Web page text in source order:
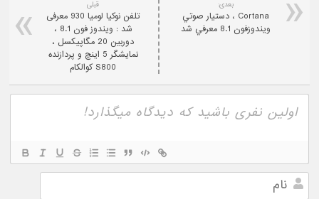
قبلی
تلفن نوکیا لومیا 930 معرفی
شد : ویندوز فون 8.1 ،
دوربین 20 مگاپیکسل ،
نمایشگر 5 اینچ و پردازنده
S800 کوالکام
بعدی:
Cortana ، دستيار صوتي
ويندوزفون 8.1 معرفي شد
نام